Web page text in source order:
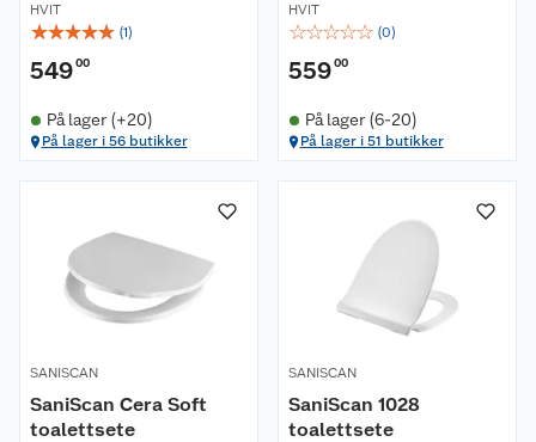
HVIT
☆☆☆☆☆ (1)
54900
På lager (+20)
På lager i 56 butikker
HVIT
☆☆☆☆☆ (0)
55900
På lager (6-20)
På lager i 51 butikker
SANISCAN
SaniScan Cera Soft
toalettsete
SANISCAN
SaniScan 1028
toalettsete